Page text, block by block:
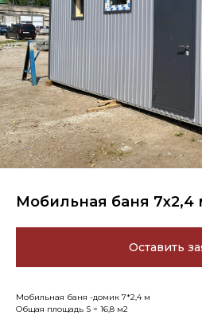
Мобильная баня 7х2,4
Оставить
Мобильная баня -домик 7*2,4 м
Общая площадь S = 16,8 м2